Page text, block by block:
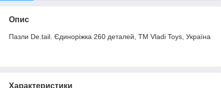
Опис
Пазли De.tail. Єдиноріжка 260 деталей, ТМ Vladi Toys, Україна
Характеристики